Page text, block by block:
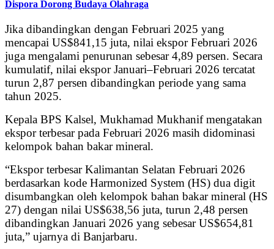
Dispora Dorong Budaya Olahraga
Jika dibandingkan dengan Februari 2025 yang
mencapai US$841,15 juta, nilai ekspor Februari 2026
juga mengalami penurunan sebesar 4,89 persen. Secara
kumulatif, nilai ekspor Januari–Februari 2026 tercatat
turun 2,87 persen dibandingkan periode yang sama
tahun 2025.
Kepala BPS Kalsel, Mukhamad Mukhanif mengatakan
ekspor terbesar pada Februari 2026 masih didominasi
kelompok bahan bakar mineral.
“Ekspor terbesar Kalimantan Selatan Februari 2026
berdasarkan kode Harmonized System (HS) dua digit
disumbangkan oleh kelompok bahan bakar mineral (HS
27) dengan nilai US$638,56 juta, turun 2,48 persen
dibandingkan Januari 2026 yang sebesar US$654,81
juta,” ujarnya di Banjarbaru.